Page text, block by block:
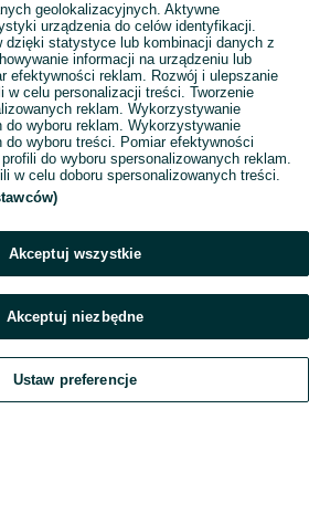
Dodaj Czat Konto
geolokalizacyjnych. Aktywne
urządzenia do celów identyfikacji.
dzięki statystyce lub kombinacji danych z
informacji na urządzeniu lub
efektywności reklam. Rozwój i ulepszanie
w celu personalizacji treści. Tworzenie
reklam. Wykorzystywanie
do wyboru reklam. Wykorzystywanie
do wyboru treści. Pomiar efektywności
do wyboru spersonalizowanych reklam.
w celu doboru spersonalizowanych treści.
Akceptuj wszystkie
Akceptuj niezbędne
Ustaw preferencje